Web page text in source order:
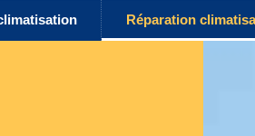
Réparation